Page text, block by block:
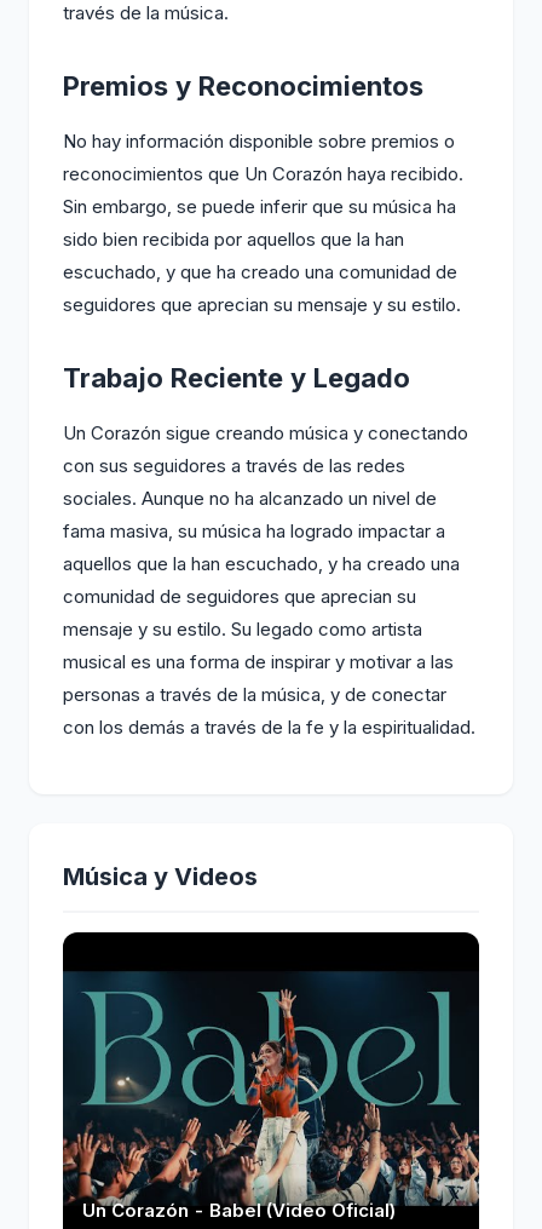
través de la música.
Premios y Reconocimientos
No hay información disponible sobre premios o
reconocimientos que Un Corazón haya recibido.
Sin embargo, se puede inferir que su música ha
sido bien recibida por aquellos que la han
escuchado, y que ha creado una comunidad de
seguidores que aprecian su mensaje y su estilo.
Trabajo Reciente y Legado
Un Corazón sigue creando música y conectando
con sus seguidores a través de las redes
sociales. Aunque no ha alcanzado un nivel de
fama masiva, su música ha logrado impactar a
aquellos que la han escuchado, y ha creado una
comunidad de seguidores que aprecian su
mensaje y su estilo. Su legado como artista
musical es una forma de inspirar y motivar a las
personas a través de la música, y de conectar
con los demás a través de la fe y la espiritualidad.
Música y Videos
Un Corazón - Babel (Video Oficial)